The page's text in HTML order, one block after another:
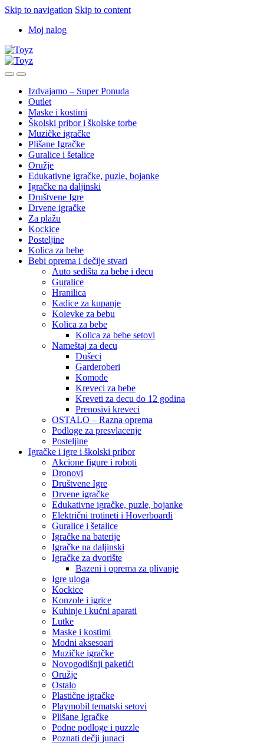
Skip to navigation Skip to content
Moj nalog
Izdvajamo – Super Ponuda
Outlet
Maske i kostimi
Školski pribor i školske torbe
Muzičke igračke
Plišane Igračke
Guralice i šetalice
Oružje
Edukativne igračke, puzle, bojanke
Igračke na daljinski
Društvene Igre
Drvene igračke
Za plažu
Kockice
Posteljine
Kolica za bebe
Bebi oprema i dečije stvari
Auto sedišta za bebe i decu
Guralice
Hranilica
Kadice za kupanje
Kolevke za bebu
Kolica za bebe
Kolica za bebe setovi
Nameštaj za decu
Dušeci
Garderoberi
Komode
Kreveci za bebe
Kreveti za decu do 12 godina
Prenosivi kreveci
OSTALO – Razna oprema
Podloge za presvlacenje
Posteljine
Igračke i igre i školski pribor
Akcione figure i roboti
Dronovi
Društvene Igre
Drvene igračke
Edukativne igračke, puzle, bojanke
Električni trotineti i Hoverboardi
Guralice i šetalice
Igračke na baterije
Igračke na daljinski
‎Igračke za dvorište
Bazeni i oprema za plivanje
Igre uloga
Kockice
Konzole i igrice
Kuhinje i kućni aparati
Lutke
Maske i kostimi
Modni aksesoari
Muzičke igračke
Novogodišnji paketići
Oružje
Ostalo
Plastične igračke
Playmobil tematski setovi
Plišane Igračke
Podne podloge i puzzle
Poznati dečji junaci